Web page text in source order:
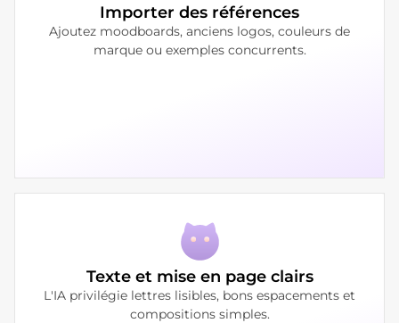
Importer des références
Ajoutez moodboards, anciens logos, couleurs de
marque ou exemples concurrents.
Texte et mise en page clairs
L'IA privilégie lettres lisibles, bons espacements et
compositions simples.